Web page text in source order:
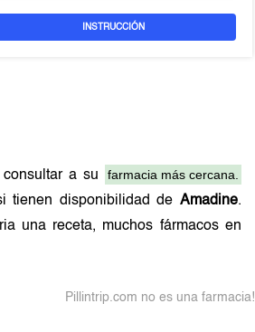
INSTRUCCIÓN
a su
farmacia más cercana.
tienen disponibilidad de Amadine.
una receta, muchos fármacos en
Pillintrip.com no es una farmacia!